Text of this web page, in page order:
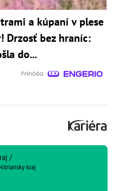
a kúpaní v plese
Drzosť bez hraníc:
do...
/
kraj